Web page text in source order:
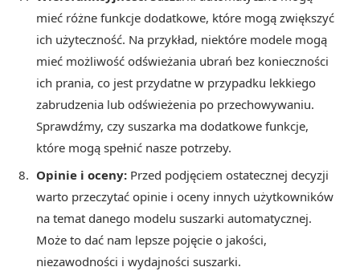
mieć różne funkcje dodatkowe, które mogą zwiększyć
ich użyteczność. Na przykład, niektóre modele mogą
mieć możliwość odświeżania ubrań bez konieczności
ich prania, co jest przydatne w przypadku lekkiego
zabrudzenia lub odświeżenia po przechowywaniu.
Sprawdźmy, czy suszarka ma dodatkowe funkcje,
które mogą spełnić nasze potrzeby.
Opinie i oceny: Przed podjęciem ostatecznej decyzji
warto przeczytać opinie i oceny innych użytkowników
na temat danego modelu suszarki automatycznej.
Może to dać nam lepsze pojęcie o jakości,
niezawodności i wydajności suszarki.